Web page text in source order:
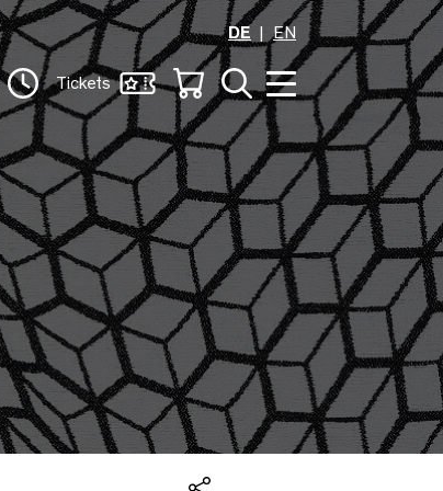
DE
EN
Tickets